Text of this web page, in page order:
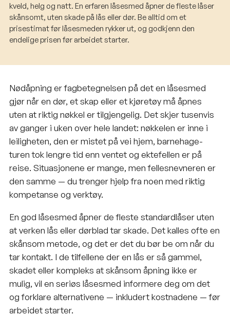
kveld, helg og natt. En erfaren låsesmed åpner de fleste låser
skånsomt, uten skade på lås eller dør. Be alltid om et
prisestimat før låsesmeden rykker ut, og godkjenn den
endelige prisen før arbeidet starter.
Nødåpning er fagbetegnelsen på det en låsesmed
gjør når en dør, et skap eller et kjøretøy må åpnes
uten at riktig nøkkel er tilgjengelig. Det skjer tusenvis
av ganger i uken over hele landet: nøkkelen er inne i
leiligheten, den er mistet på vei hjem, barnehage-
turen tok lengre tid enn ventet og ektefellen er på
reise. Situasjonene er mange, men fellesnevneren er
den samme — du trenger hjelp fra noen med riktig
kompetanse og verktøy.
En god låsesmed åpner de fleste standardlåser uten
at verken lås eller dørblad tar skade. Det kalles ofte en
skånsom metode, og det er det du bør be om når du
tar kontakt. I de tilfellene der en lås er så gammel,
skadet eller kompleks at skånsom åpning ikke er
mulig, vil en seriøs låsesmed informere deg om det
og forklare alternativene — inkludert kostnadene — før
arbeidet starter.